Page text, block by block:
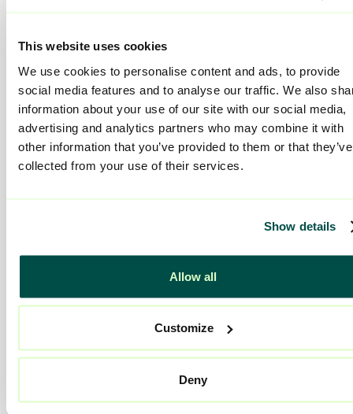
This website uses cookies
We use cookies to personalise content and ads, to provide
social media features and to analyse our traffic. We also
information about your use of our site with our social media,
advertising and analytics partners who may combine it with
other information that you’ve provided to them or that they’ve
collected from your use of their services.
Show details
Allow all
Customize
Deny
Studiebesök eller frågor?
Om du önskar komma på studiebesök, har frågor eller vill
anmäla intresse - välkommen att kontakta oss!